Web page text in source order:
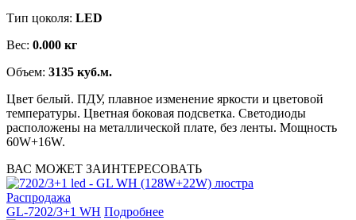
Тип цоколя: LED
Вес: 0.000 кг
Объем: 3135 куб.м.
Цвет белый. ПДУ, плавное изменение яркости и цветовой
температуры. Цветная боковая подсветка. Светодиоды
расположены на металлической плате, без ленты. Мощность
60W+16W.
ВАС МОЖЕТ ЗАИНТЕРЕСОВАТЬ
Распродажа
GL-7202/3+1 WH Подробнее